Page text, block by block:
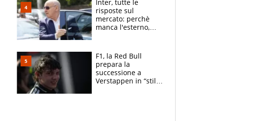
Inter, tutte le
risposte sul
mercato: perchè
manca l'esterno,
vero obiettivo di
Marotta
F1, la Red Bull
prepara la
successione a
Verstappen in “stile